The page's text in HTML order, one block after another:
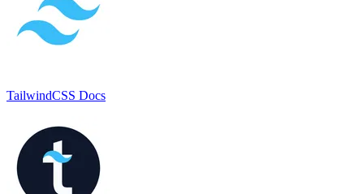
TailwindCSS Docs